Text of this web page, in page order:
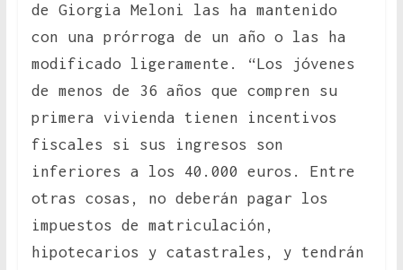
de Giorgia Meloni las ha mantenido
con una prórroga de un año o las ha
modificado ligeramente. “Los jóvenes
de menos de 36 años que compren su
primera vivienda tienen incentivos
fiscales si sus ingresos son
inferiores a los 40.000 euros. Entre
otras cosas, no deberán pagar los
impuestos de matriculación,
hipotecarios y catastrales, y tendrán